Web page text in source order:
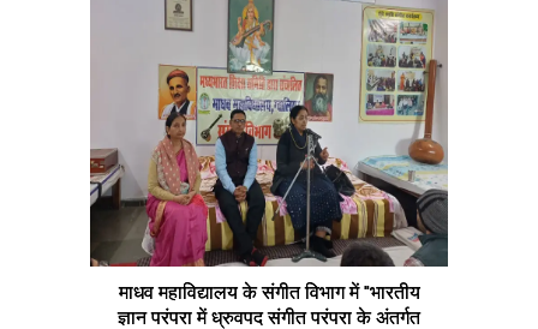
माधव महाविद्यालय के संगीत विभाग में "भारतीय
ज्ञान परंपरा में ध्रुवपद संगीत परंपरा के अंतर्गत